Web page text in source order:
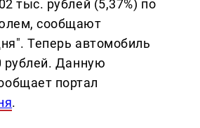
тыс. рублей (5,37%) по
сообщают
Теперь автомобиль
рублей. Данную
портал
.